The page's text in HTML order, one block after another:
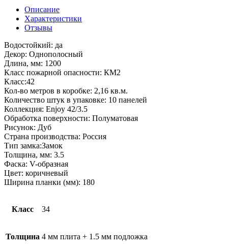
ROYCE
ENJOY
Шпиц
3,5
мм
42
класс
Описание
Характеристики
Отзывы
Водостойкий: да
Декор: Однополосный
Длина, мм: 1200
Класс пожарной опасности: КМ2
Класс:42
Кол-во метров в коробке: 2,16 кв.м.
Количество штук в упаковке: 10 панелей
Коллекция: Enjoy 42/3.5
Обработка поверхности: Полуматовая
Рисунок: Дуб
Страна производства: Россия
Тип замка:Замок
Толщина, мм: 3.5
Фаска: V-образная
Цвет: коричневый
Ширина планки (мм): 180
Класс 34
Толщина 4 мм плита + 1.5 мм подложка